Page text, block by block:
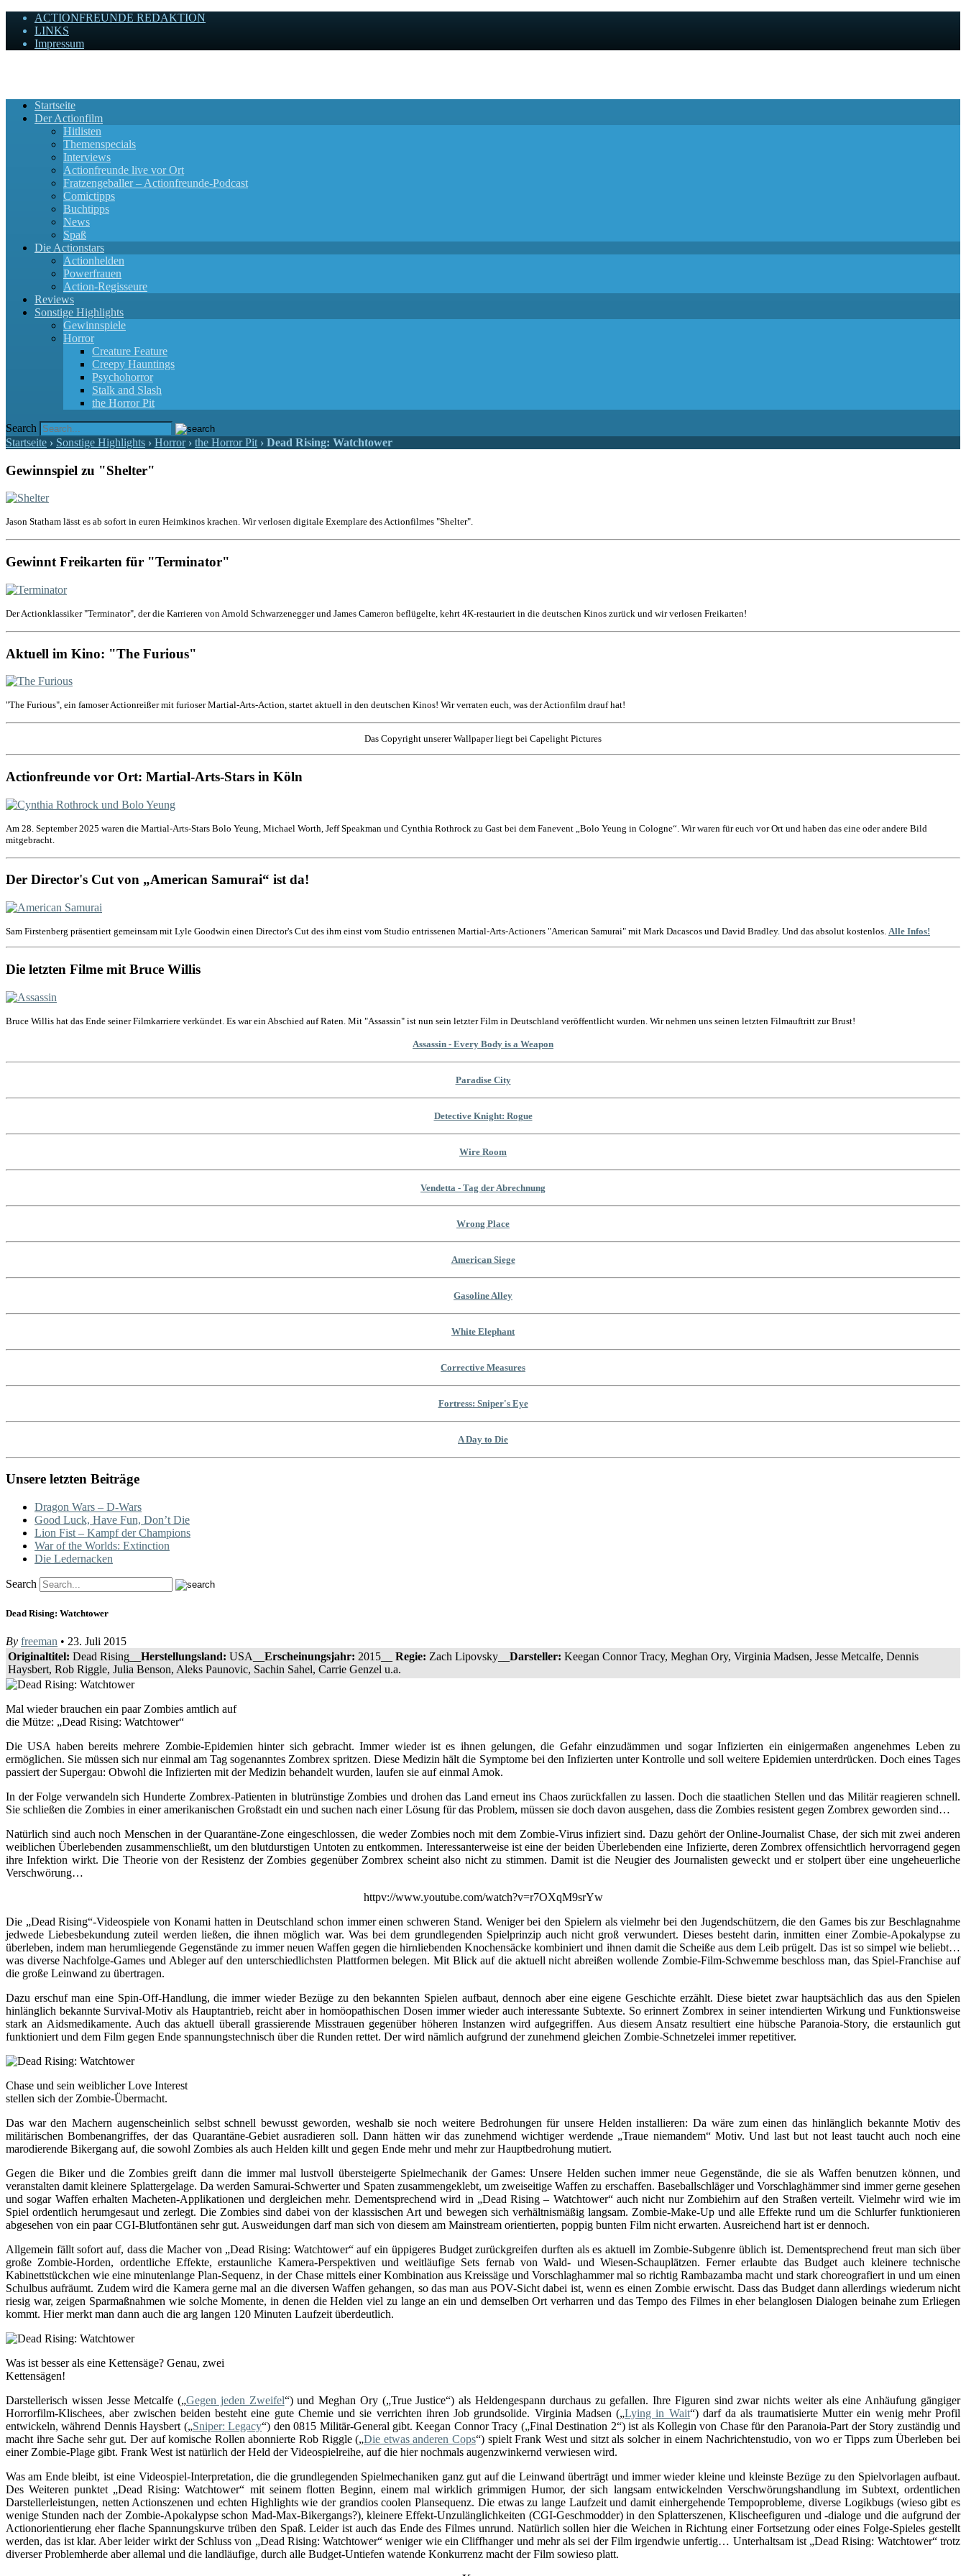
ACTIONFREUNDE REDAKTION
LINKS
Impressum
Startseite
Der Actionfilm
Hitlisten
Themenspecials
Interviews
Actionfreunde live vor Ort
Fratzengeballer – Actionfreunde-Podcast
Comictipps
Buchtipps
News
Spaß
Die Actionstars
Actionhelden
Powerfrauen
Action-Regisseure
Reviews
Sonstige Highlights
Gewinnspiele
Horror
Creature Feature
Creepy Hauntings
Psychohorror
Stalk and Slash
the Horror Pit
Search
Startseite › Sonstige Highlights › Horror › the Horror Pit › Dead Rising: Watchtower
Gewinnspiel zu "Shelter"
Jason Statham lässt es ab sofort in euren Heimkinos krachen. Wir verlosen digitale Exemplare des Actionfilmes "Shelter".
Gewinnt Freikarten für "Terminator"
Der Actionklassiker "Terminator", der die Karrieren von Arnold Schwarzenegger und James Cameron beflügelte, kehrt 4K-restauriert in die deutschen Kinos zurück und wir verlosen Freikarten!
Aktuell im Kino: "The Furious"
"The Furious", ein famoser Actionreißer mit furioser Martial-Arts-Action, startet aktuell in den deutschen Kinos! Wir verraten euch, was der Actionfilm drauf hat!
Das Copyright unserer Wallpaper liegt bei Capelight Pictures
Actionfreunde vor Ort: Martial-Arts-Stars in Köln
Am 28. September 2025 waren die Martial-Arts-Stars Bolo Yeung, Michael Worth, Jeff Speakman und Cynthia Rothrock zu Gast bei dem Fanevent „Bolo Yeung in Cologne“. Wir waren für euch vor Ort und haben das eine oder andere Bild
mitgebracht.
Der Director's Cut von „American Samurai“ ist da!
Sam Firstenberg präsentiert gemeinsam mit Lyle Goodwin einen Director's Cut des ihm einst vom Studio entrissenen Martial-Arts-Actioners "American Samurai" mit Mark Dacascos und David Bradley. Und das absolut kostenlos. Alle Infos!
Die letzten Filme mit Bruce Willis
Bruce Willis hat das Ende seiner Filmkarriere verkündet. Es war ein Abschied auf Raten. Mit "Assassin" ist nun sein letzter Film in Deutschland veröffentlicht wurden. Wir nehmen uns seinen letzten Filmauftritt zur Brust!
Assassin - Every Body is a Weapon
Paradise City
Detective Knight: Rogue
Wire Room
Vendetta - Tag der Abrechnung
Wrong Place
American Siege
Gasoline Alley
White Elephant
Corrective Measures
Fortress: Sniper's Eye
A Day to Die
Unsere letzten Beiträge
Dragon Wars – D-Wars
Good Luck, Have Fun, Don’t Die
Lion Fist – Kampf der Champions
War of the Worlds: Extinction
Die Ledernacken
Search
Dead Rising: Watchtower
By freeman • 23. Juli 2015
Originaltitel: Dead Rising__ Herstellungsland: USA__ Erscheinungsjahr: 2015__ Regie: Zach Lipovsky__ Darsteller: Keegan Connor Tracy, Meghan Ory, Virginia Madsen, Jesse Metcalfe, Dennis
Haysbert, Rob Riggle, Julia Benson, Aleks Paunovic, Sachin Sahel, Carrie Genzel u.a.
Mal wieder brauchen ein paar Zombies amtlich auf
die Mütze: „Dead Rising: Watchtower“
Die USA haben bereits mehrere Zombie-Epidemien hinter sich gebracht. Immer wieder ist es ihnen gelungen, die Gefahr einzudämmen und sogar Infizierten ein einigermaßen angenehmes Leben zu
ermöglichen. Sie müssen sich nur einmal am Tag sogenanntes Zombrex spritzen. Diese Medizin hält die Symptome bei den Infizierten unter Kontrolle und soll weitere Epidemien unterdrücken. Doch eines Tages
passiert der Supergau: Obwohl die Infizierten mit der Medizin behandelt wurden, laufen sie auf einmal Amok.
In der Folge verwandeln sich Hunderte Zombrex-Patienten in blutrünstige Zombies und drohen das Land erneut ins Chaos zurückfallen zu lassen. Doch die staatlichen Stellen und das Militär reagieren schnell.
Sie schließen die Zombies in einer amerikanischen Großstadt ein und suchen nach einer Lösung für das Problem, müssen sie doch davon ausgehen, dass die Zombies resistent gegen Zombrex geworden sind…
Natürlich sind auch noch Menschen in der Quarantäne-Zone eingeschlossen, die weder Zombies noch mit dem Zombie-Virus infiziert sind. Dazu gehört der Online-Journalist Chase, der sich mit zwei anderen
weiblichen Überlebenden zusammenschließt, um den blutdurstigen Untoten zu entkommen. Interessanterweise ist eine der beiden Überlebenden eine Infizierte, deren Zombrex offensichtlich hervorragend gegen
ihre Infektion wirkt. Die Theorie von der Resistenz der Zombies gegenüber Zombrex scheint also nicht zu stimmen. Damit ist die Neugier des Journalisten geweckt und er stolpert über eine ungeheuerliche
Verschwörung…
httpv://www.youtube.com/watch?v=r7OXqM9srYw
Die „Dead Rising“-Videospiele von Konami hatten in Deutschland schon immer einen schweren Stand. Weniger bei den Spielern als vielmehr bei den Jugendschützern, die den Games bis zur Beschlagnahme
jedwede Liebesbekundung zuteil werden ließen, die ihnen möglich war. Was bei dem grundlegenden Spielprinzip auch nicht groß verwundert. Dieses besteht darin, inmitten einer Zombie-Apokalypse zu
überleben, indem man herumliegende Gegenstände zu immer neuen Waffen gegen die hirnliebenden Knochensäcke kombiniert und ihnen damit die Scheiße aus dem Leib prügelt. Das ist so simpel wie beliebt…
was diverse Nachfolge-Games und Ableger auf den unterschiedlichsten Plattformen belegen. Mit Blick auf die aktuell nicht abreißen wollende Zombie-Film-Schwemme beschloss man, das Spiel-Franchise auf
die große Leinwand zu übertragen.
Dazu erschuf man eine Spin-Off-Handlung, die immer wieder Bezüge zu den bekannten Spielen aufbaut, dennoch aber eine eigene Geschichte erzählt. Diese bietet zwar hauptsächlich das aus den Spielen
hinlänglich bekannte Survival-Motiv als Hauptantrieb, reicht aber in homöopathischen Dosen immer wieder auch interessante Subtexte. So erinnert Zombrex in seiner intendierten Wirkung und Funktionsweise
stark an Aidsmedikamente. Auch das aktuell überall grassierende Misstrauen gegenüber höheren Instanzen wird aufgegriffen. Aus diesem Ansatz resultiert eine hübsche Paranoia-Story, die erstaunlich gut
funktioniert und dem Film gegen Ende spannungstechnisch über die Runden rettet. Der wird nämlich aufgrund der zunehmend gleichen Zombie-Schnetzelei immer repetitiver.
Chase und sein weiblicher Love Interest
stellen sich der Zombie-Übermacht.
Das war den Machern augenscheinlich selbst schnell bewusst geworden, weshalb sie noch weitere Bedrohungen für unsere Helden installieren: Da wäre zum einen das hinlänglich bekannte Motiv des
militärischen Bombenangriffes, der das Quarantäne-Gebiet ausradieren soll. Dann hätten wir das zunehmend wichtiger werdende „Traue niemandem“ Motiv. Und last but not least taucht auch noch eine
marodierende Bikergang auf, die sowohl Zombies als auch Helden killt und gegen Ende mehr und mehr zur Hauptbedrohung mutiert.
Gegen die Biker und die Zombies greift dann die immer mal lustvoll übersteigerte Spielmechanik der Games: Unsere Helden suchen immer neue Gegenstände, die sie als Waffen benutzen können, und
veranstalten damit kleinere Splattergelage. Da werden Samurai-Schwerter und Spaten zusammengeklebt, um zweiseitige Waffen zu erschaffen. Baseballschläger und Vorschlaghämmer sind immer gerne gesehen
und sogar Waffen erhalten Macheten-Applikationen und dergleichen mehr. Dementsprechend wird in „Dead Rising – Watchtower“ auch nicht nur Zombiehirn auf den Straßen verteilt. Vielmehr wird wie im
Spiel ordentlich herumgesaut und zerlegt. Die Zombies sind dabei von der klassischen Art und bewegen sich verhältnismäßig langsam. Zombie-Make-Up und alle Effekte rund um die Schlurfer funktionieren
abgesehen von ein paar CGI-Blutfontänen sehr gut. Ausweidungen darf man sich von diesem am Mainstream orientierten, poppig bunten Film nicht erwarten. Ausreichend hart ist er dennoch.
Allgemein fällt sofort auf, dass die Macher von „Dead Rising: Watchtower“ auf ein üppigeres Budget zurückgreifen durften als es aktuell im Zombie-Subgenre üblich ist. Dementsprechend freut man sich über
große Zombie-Horden, ordentliche Effekte, erstaunliche Kamera-Perspektiven und weitläufige Sets fernab von Wald- und Wiesen-Schauplätzen. Ferner erlaubte das Budget auch kleinere technische
Kabinettstückchen wie eine minutenlange Plan-Sequenz, in der Chase mittels einer Kombination aus Kreissäge und Vorschlaghammer mal so richtig Rambazamba macht und stark choreografiert in und um einen
Schulbus aufräumt. Zudem wird die Kamera gerne mal an die diversen Waffen gehangen, so das man aus POV-Sicht dabei ist, wenn es einen Zombie erwischt. Dass das Budget dann allerdings wiederum nicht
riesig war, zeigen Sparmaßnahmen wie solche Momente, in denen die Helden viel zu lange an ein und demselben Ort verharren und das Tempo des Filmes in eher belanglosen Dialogen beinahe zum Erliegen
kommt. Hier merkt man dann auch die arg langen 120 Minuten Laufzeit überdeutlich.
Was ist besser als eine Kettensäge? Genau, zwei
Kettensägen!
Darstellerisch wissen Jesse Metcalfe („Gegen jeden Zweifel“) und Meghan Ory („True Justice“) als Heldengespann durchaus zu gefallen. Ihre Figuren sind zwar nichts weiter als eine Anhäufung gängiger
Horrorfilm-Klischees, aber zwischen beiden besteht eine gute Chemie und sie verrichten ihren Job grundsolide. Virginia Madsen („Lying in Wait“) darf da als traumatisierte Mutter ein wenig mehr Profil
entwickeln, während Dennis Haysbert („Sniper: Legacy“) den 0815 Militär-General gibt. Keegan Connor Tracy („Final Destination 2“) ist als Kollegin von Chase für den Paranoia-Part der Story zuständig und
macht ihre Sache sehr gut. Der auf komische Rollen abonnierte Rob Riggle („Die etwas anderen Cops“) spielt Frank West und sitzt als solcher in einem Nachrichtenstudio, von wo er Tipps zum Überleben bei
einer Zombie-Plage gibt. Frank West ist natürlich der Held der Videospielreihe, auf die hier nochmals augenzwinkernd verwiesen wird.
Was am Ende bleibt, ist eine Videospiel-Interpretation, die die grundlegenden Spielmechaniken ganz gut auf die Leinwand überträgt und immer wieder kleine und kleinste Bezüge zu den Spielvorlagen aufbaut.
Des Weiteren punktet „Dead Rising: Watchtower“ mit seinem flotten Beginn, einem mal wirklich grimmigen Humor, der sich langsam entwickelnden Verschwörungshandlung im Subtext, ordentlichen
Darstellerleistungen, netten Actionszenen und echten Highlights wie der grandios coolen Plansequenz. Die etwas zu lange Laufzeit und damit einhergehende Tempoprobleme, diverse Logikbugs (wieso gibt es
wenige Stunden nach der Zombie-Apokalypse schon Mad-Max-Bikergangs?), kleinere Effekt-Unzulänglichkeiten (CGI-Geschmodder) in den Splatterszenen, Klischeefiguren und -dialoge und die aufgrund der
Actionorientierung eher flache Spannungskurve trüben den Spaß. Leider ist auch das Ende des Filmes unrund. Natürlich sollen hier die Weichen in Richtung einer Fortsetzung oder eines Folge-Spieles gestellt
werden, das ist klar. Aber leider wirkt der Schluss von „Dead Rising: Watchtower“ weniger wie ein Cliffhanger und mehr als sei der Film irgendwie unfertig… Unterhaltsam ist „Dead Rising: Watchtower“ trotz
diverser Problemherde aber allemal und die landläufige, durch alle Budget-Untiefen watende Konkurrenz macht der Film sowieso platt.